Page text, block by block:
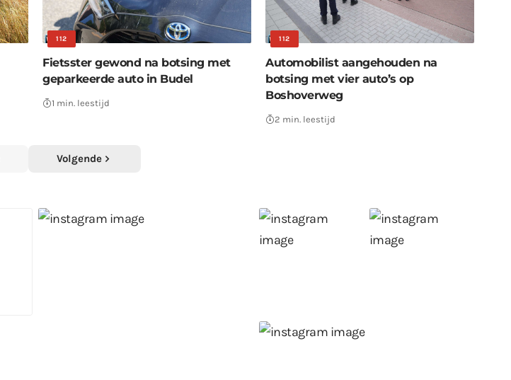
112
Fietsster gewond na botsing met
geparkeerde auto in Budel
1 min. leestijd
112
Automobilist aangehouden na
botsing met vier auto’s op
Boshoverweg
2 min. leestijd
Volgende